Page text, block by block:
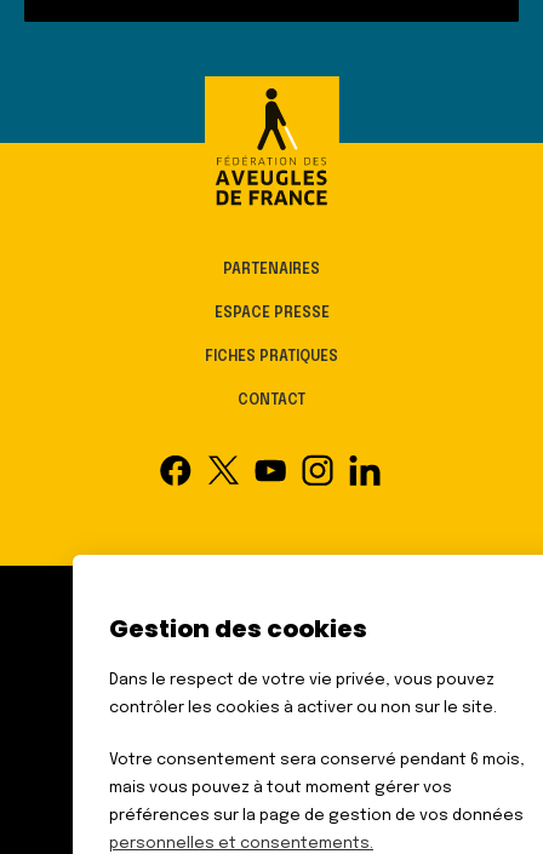
PARTENAIRES
ESPACE PRESSE
FICHES PRATIQUES
CONTACT
FÉDÉRATION DES AVEUGLES
6 RUE GAGER GABILLOT
75015 PARIS
Gestion des cookies
Dans le respect de votre vie privée, vous pouvez
contrôler les cookies à activer ou non sur le site.
Votre consentement sera conservé pendant 6 mois,
mais vous pouvez à tout moment gérer vos
préférences sur la page de gestion de vos données
personnelles et consentements.